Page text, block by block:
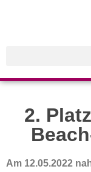
2.
Am 12.05.2022